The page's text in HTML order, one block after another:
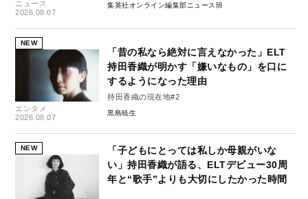
ニュース
2026.08.07
集英社オンライン編集部ニュース班
NEW
エンタメ
2026.08.07
「昔の私なら絶対に言えなかった」ELT
持田香織が明かす「嫌いなもの」を口に
するようになった理由
持田香織の現在地#2
黒島暁生
NEW
「子どもにとっては私しか母親がいな
い」持田香織が語る、ELTデビュー30周
年と“歌手”よりも大切にしたかった時間